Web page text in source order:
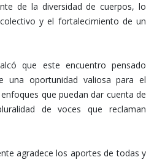
de la diversidad de cuerpos, lo
y el fortalecimiento de un
que este encuentro pensado
una oportunidad valiosa para el
que puedan dar cuenta de
de voces que reclaman
agradece los aportes de todas y